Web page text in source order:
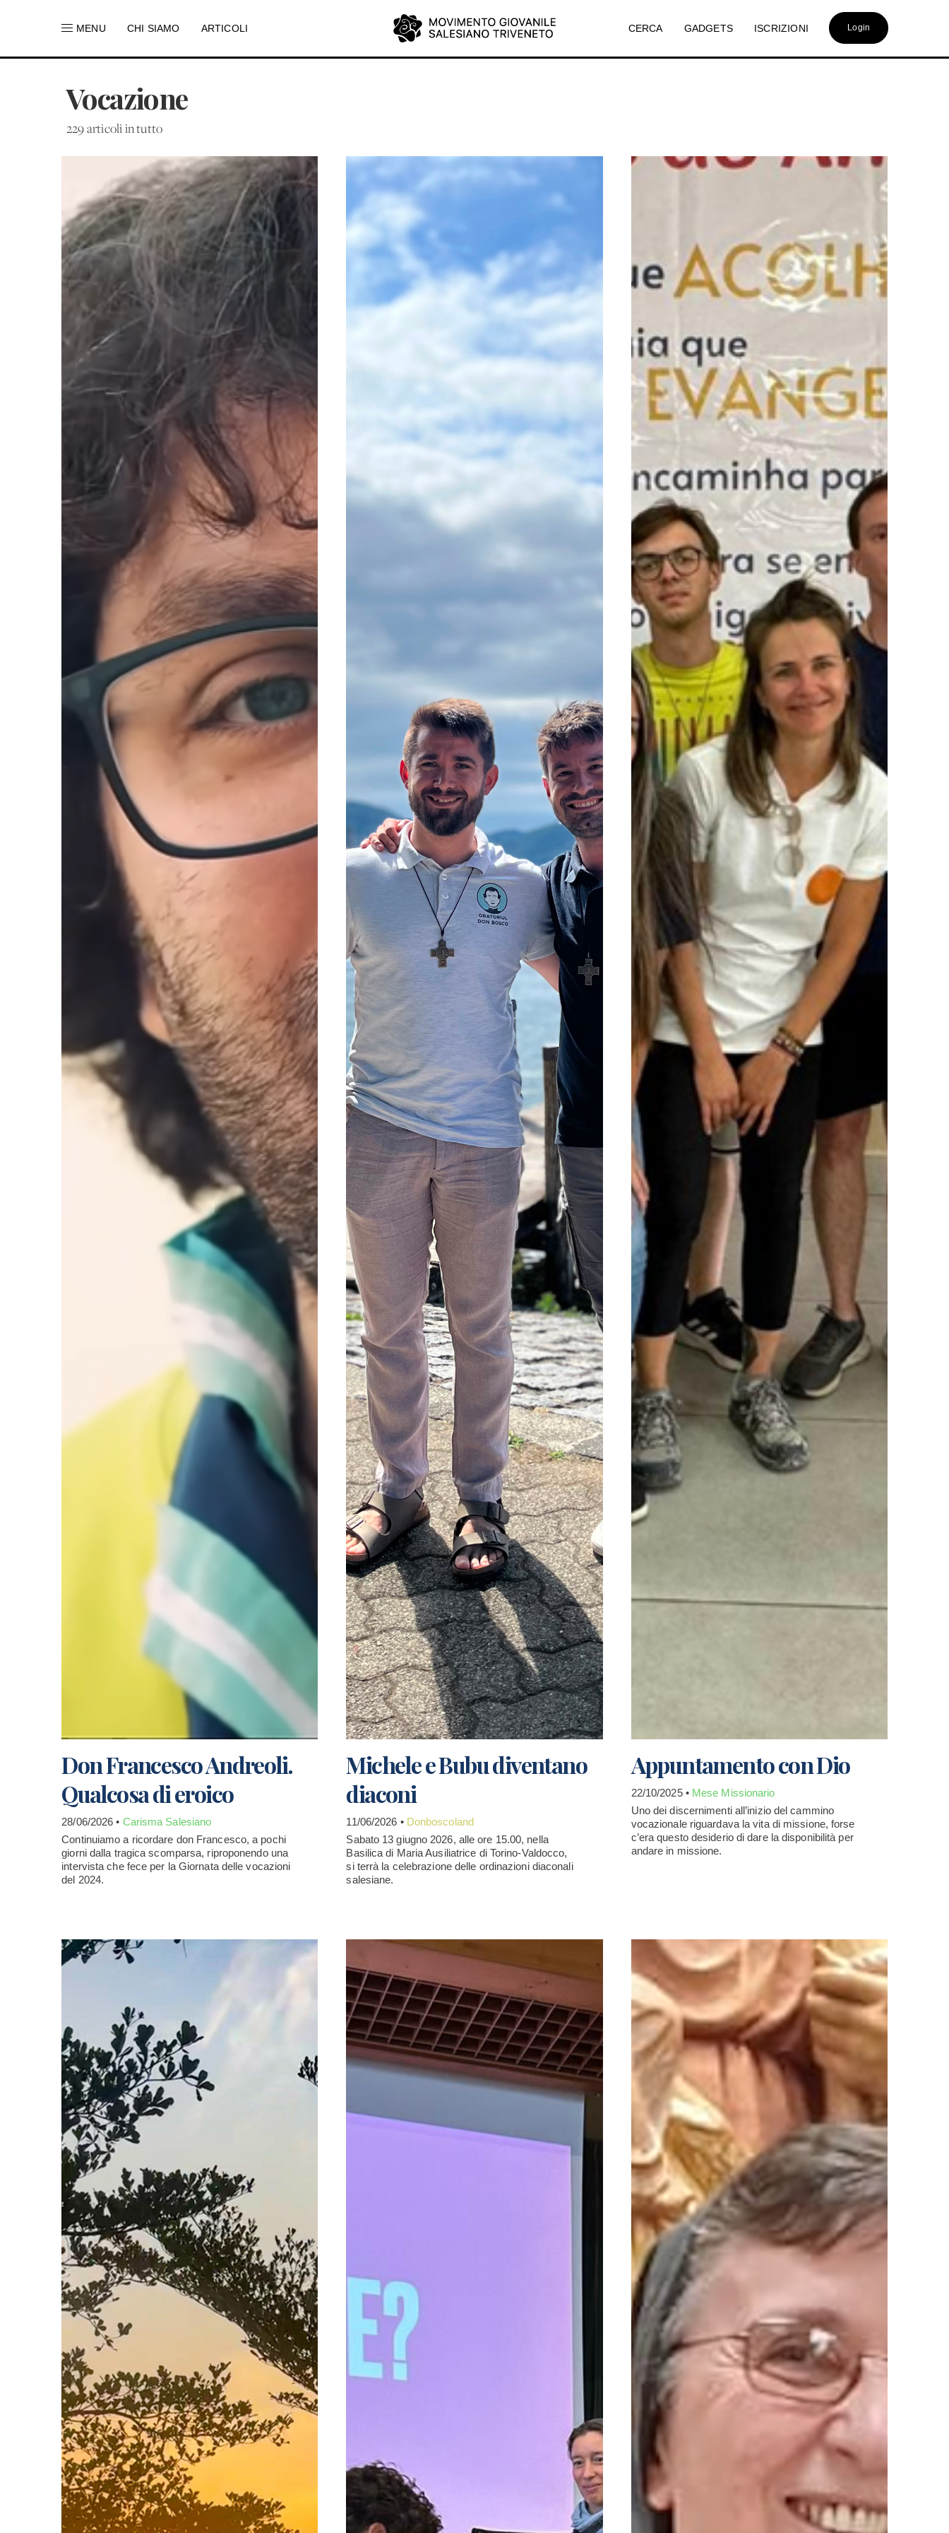
MENU CHI SIAMO ARTICOLI CERCA GADGETS ISCRIZIONI Login
Vocazione
229 articoli in tutto
Don Francesco Andreoli.
Qualcosa di eroico
28/06/2026 • Carisma Salesiano
Continuiamo a ricordare don Francesco, a pochi
giorni dalla tragica scomparsa, riproponendo una
intervista che fece per la Giornata delle vocazioni
del 2024.
Michele e Bubu diventano
diaconi
11/06/2026 • Donboscoland
Sabato 13 giugno 2026, alle ore 15.00, nella
Basilica di Maria Ausiliatrice di Torino-Valdocco,
si terrà la celebrazione delle ordinazioni diaconali
salesiane.
Appuntamento con Dio
22/10/2025 • Mese Missionario
Uno dei discernimenti all’inizio del cammino
vocazionale riguardava la vita di missione, forse
c’era questo desiderio di dare la disponibilità per
andare in missione.